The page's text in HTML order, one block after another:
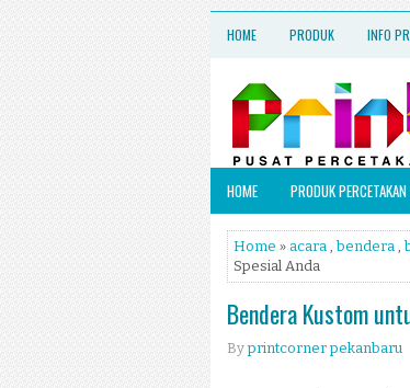
HOME PRODUK INFO
HOME PRODUK PERCETAKAN
Home » acara ,bendera ,
Spesial Anda
Bendera Kustom
Byprintcorner pekanbaru